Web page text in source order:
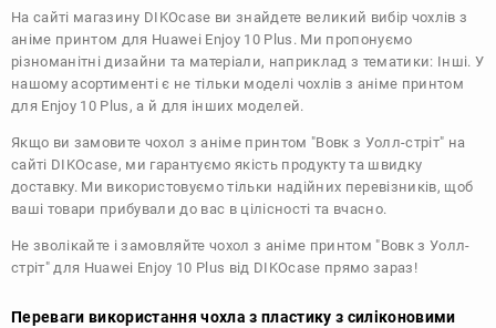
На сайті магазину DIKOcase ви знайдете великий вибір чохлів з
аніме принтом для Huawei Enjoy 10 Plus. Ми пропонуємо
різноманітні дизайни та матеріали, наприклад з тематики: Інші. У
нашому асортименті є не тільки моделі чохлів з аніме принтом
для Enjoy 10 Plus, а й для інших моделей.
Якщо ви замовите чохол з аніме принтом "Вовк з Уолл-стріт" на
сайті DIKOcase, ми гарантуємо якість продукту та швидку
доставку. Ми використовуємо тільки надійних перевізників, щоб
ваші товари прибували до вас в цілісності та вчасно.
Не зволікайте і замовляйте чохол з аніме принтом "Вовк з Уолл-
стріт" для Huawei Enjoy 10 Plus від DIKOcase прямо зараз!
Переваги використання чохла з пластику з силіконовими